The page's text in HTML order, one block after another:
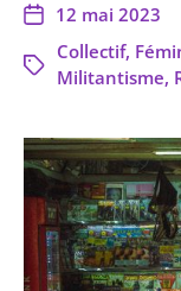
12 mai 2023
Collectif,
Militantisme,